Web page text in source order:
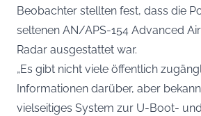
Beobachter stellten fest, dass die
seltenen AN/APS-154 Advanced
Radar ausgestattet war.
„Es gibt nicht viele öffentlich
Informationen darüber, aber
vielseitiges System zur U-Boot-